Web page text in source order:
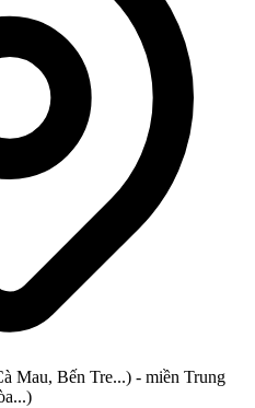
Mau, Bến Tre...) - miền Trung